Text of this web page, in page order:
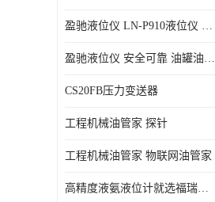
盈驰液位仪 LN-P910液位仪 安全可靠
盈驰液位仪 安全可靠 油罐油位检测
CS20FB压力变送器
工程机械油管家 探针
工程机械油管家 物联网油管家
高精度液氨液位计就选福瑞德仪表